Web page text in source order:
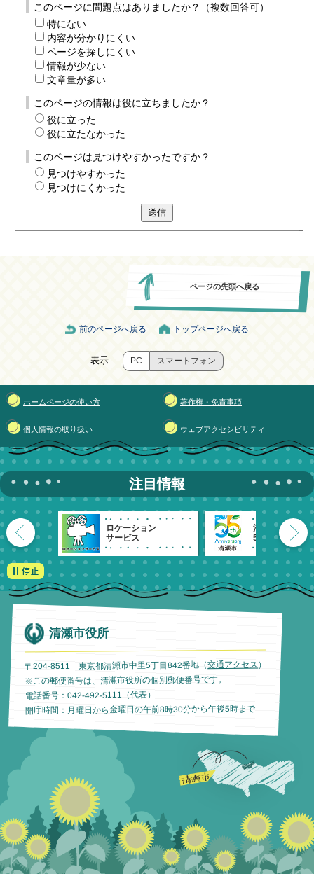
このページに問題点はありましたか？（複数回答可）
特にない
内容が分かりにくい
ページを探しにくい
情報が少ない
文章量が多い
このページの情報は役に立ちましたか？
役に立った
役に立たなかった
このページは見つけやすかったですか？
見つけやすかった
見つけにくかった
送信
ページの先頭へ戻る
前のページへ戻る トップページへ戻る
表示 PC スマートフォン
ホームページの使い方 著作権・免責事項
個人情報の取り扱い ウェブアクセシビリティ
注目情報
ロケーション
サービス
清瀬市
55周年記念
清瀬市役所
〒204-8511 東京都清瀬市中里5丁目842番地（交通アクセス ）
※この郵便番号は、清瀬市役所の個別郵便番号です。
電話番号：042-492-5111（代表）
開庁時間：月曜日から金曜日の午前8時30分から午後5時まで